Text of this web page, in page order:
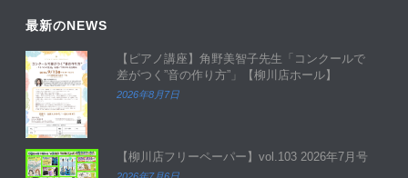
最新のNEWS
【ピアノ講座】角野美智子先生「コンクールで
差がつく”音の作り方”」【柳川店ホール】
2026年8月7日
【柳川店フリーペーパー】vol.103 2026年7月号